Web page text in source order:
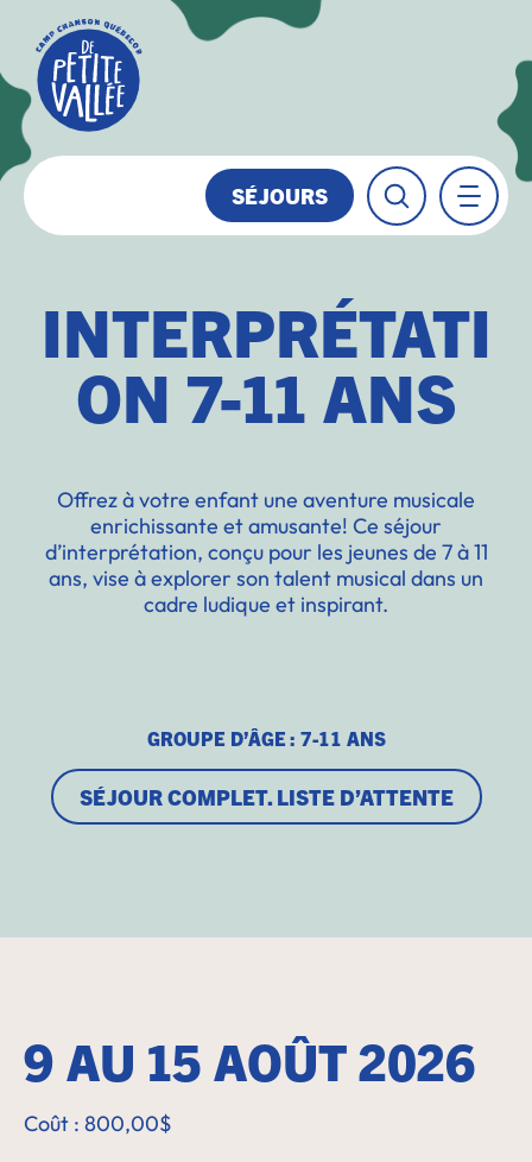
SÉJOURS
INTERPRÉTATI
ON 7-11 ANS
Offrez à votre enfant une aventure musicale
enrichissante et amusante! Ce séjour
d’interprétation, conçu pour les jeunes de 7 à 11
ans, vise à explorer son talent musical dans un
cadre ludique et inspirant.
GROUPE D’ÂGE : 7-11 ANS
SÉJOUR COMPLET. LISTE D’ATTENTE
9 AU 15 AOÛT 2026
Coût : 800,00$